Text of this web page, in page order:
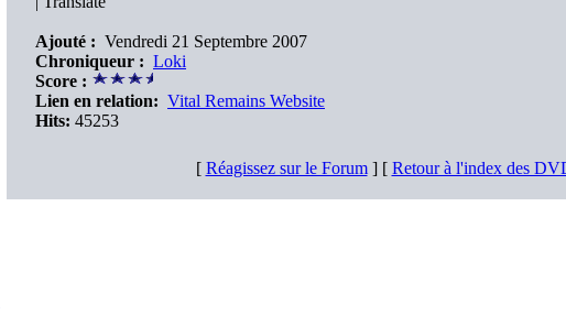
Ajouté : Vendredi 21 Septembre 2007
Chroniqueur : Loki
Score :
Lien en relation: Vital Remains Website
Hits: 45253
[ Réagissez sur le Forum] [ Retour à l'index des